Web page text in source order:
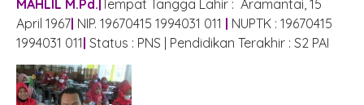
MAHLIL M.Pd.|Tempat Tangga Lahir : Aramantai, 15
April 1967| NIP. 19670415 1994031 011 | NUPTK : 19670415
1994031 011| Status : PNS | Pendidikan Terakhir : S2 PAI